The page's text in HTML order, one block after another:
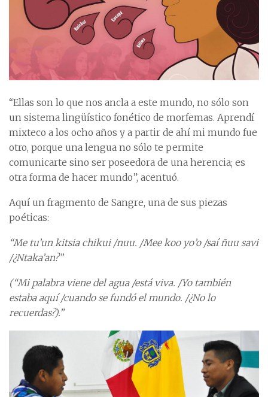
“Ellas son lo que nos ancla a este mundo, no sólo son
un sistema lingüístico fonético de morfemas. Aprendí
mixteco a los ocho años y a partir de ahí mi mundo fue
otro, porque una lengua no sólo te permite
comunicarte sino ser poseedora de una herencia; es
otra forma de hacer mundo”, acentuó.
Aquí un fragmento de Sangre, una de sus piezas
poéticas:
“Me tu’un kitsia chikui /nuu. /Mee koo yo’o /saí ñuu savi
/¿Ntaka’an?”
(“Mi palabra viene del agua /está viva. /Yo también
estaba aquí /cuando se fundó el mundo. /¿No lo
recuerdas?).”